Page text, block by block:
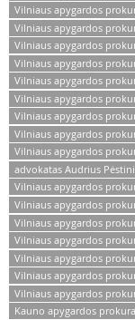
Vilniaus apygardos
Vilniaus apygardos
Vilniaus apygardos
Vilniaus apygardos
Vilniaus apygardos
Vilniaus apygardos
Vilniaus apygardos
Vilniaus apygardos
Vilniaus apygardos
advokatas Audrius
Vilniaus apygardos
Vilniaus apygardos
Vilniaus apygardos
Vilniaus apygardos
Vilniaus apygardos
Vilniaus apygardos
Vilniaus apygardos
Kauno apygardos